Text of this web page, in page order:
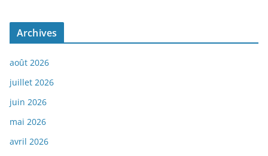
Archives
août 2026
juillet 2026
juin 2026
mai 2026
avril 2026